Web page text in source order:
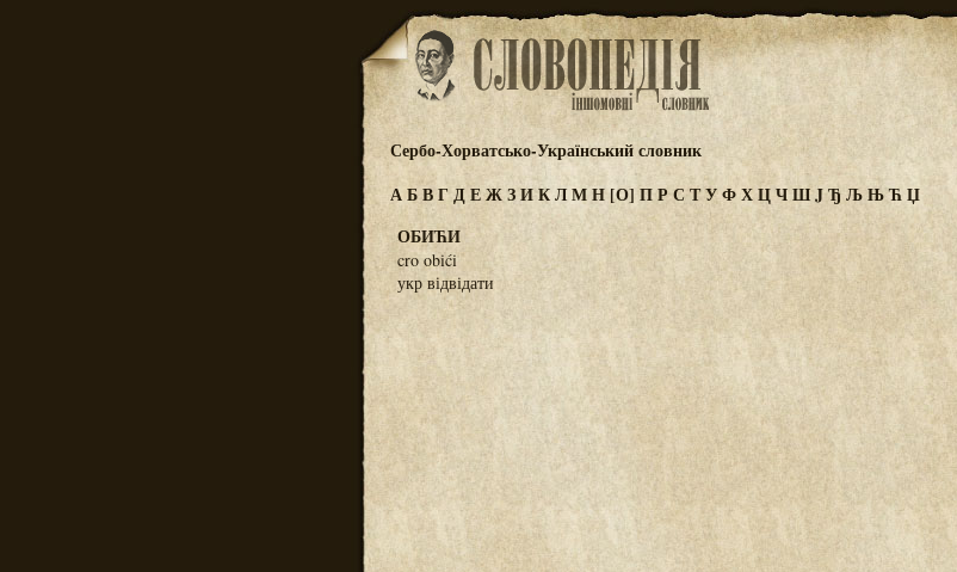
Сербо-Хорватсько-Український словник
АБВГДЕЖЗИКЛМН[О] ПРСТУФХЦЧШJЂ ЉЊЋЏ
ОБИЋИ
cro obići
укр відвідати